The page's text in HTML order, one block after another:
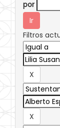
por
Filtros